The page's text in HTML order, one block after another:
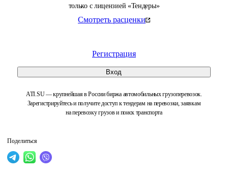
только с лицензией «Тендеры»
Смотреть расценки
Регистрация
Вход
ATI.SU — крупнейшая в России биржа автомобильных грузоперевозок.
Зарегистрируйтесь и получите доступ к тендерам на перевозки, заявкам
на перевозку грузов и поиск транспорта
Поделиться